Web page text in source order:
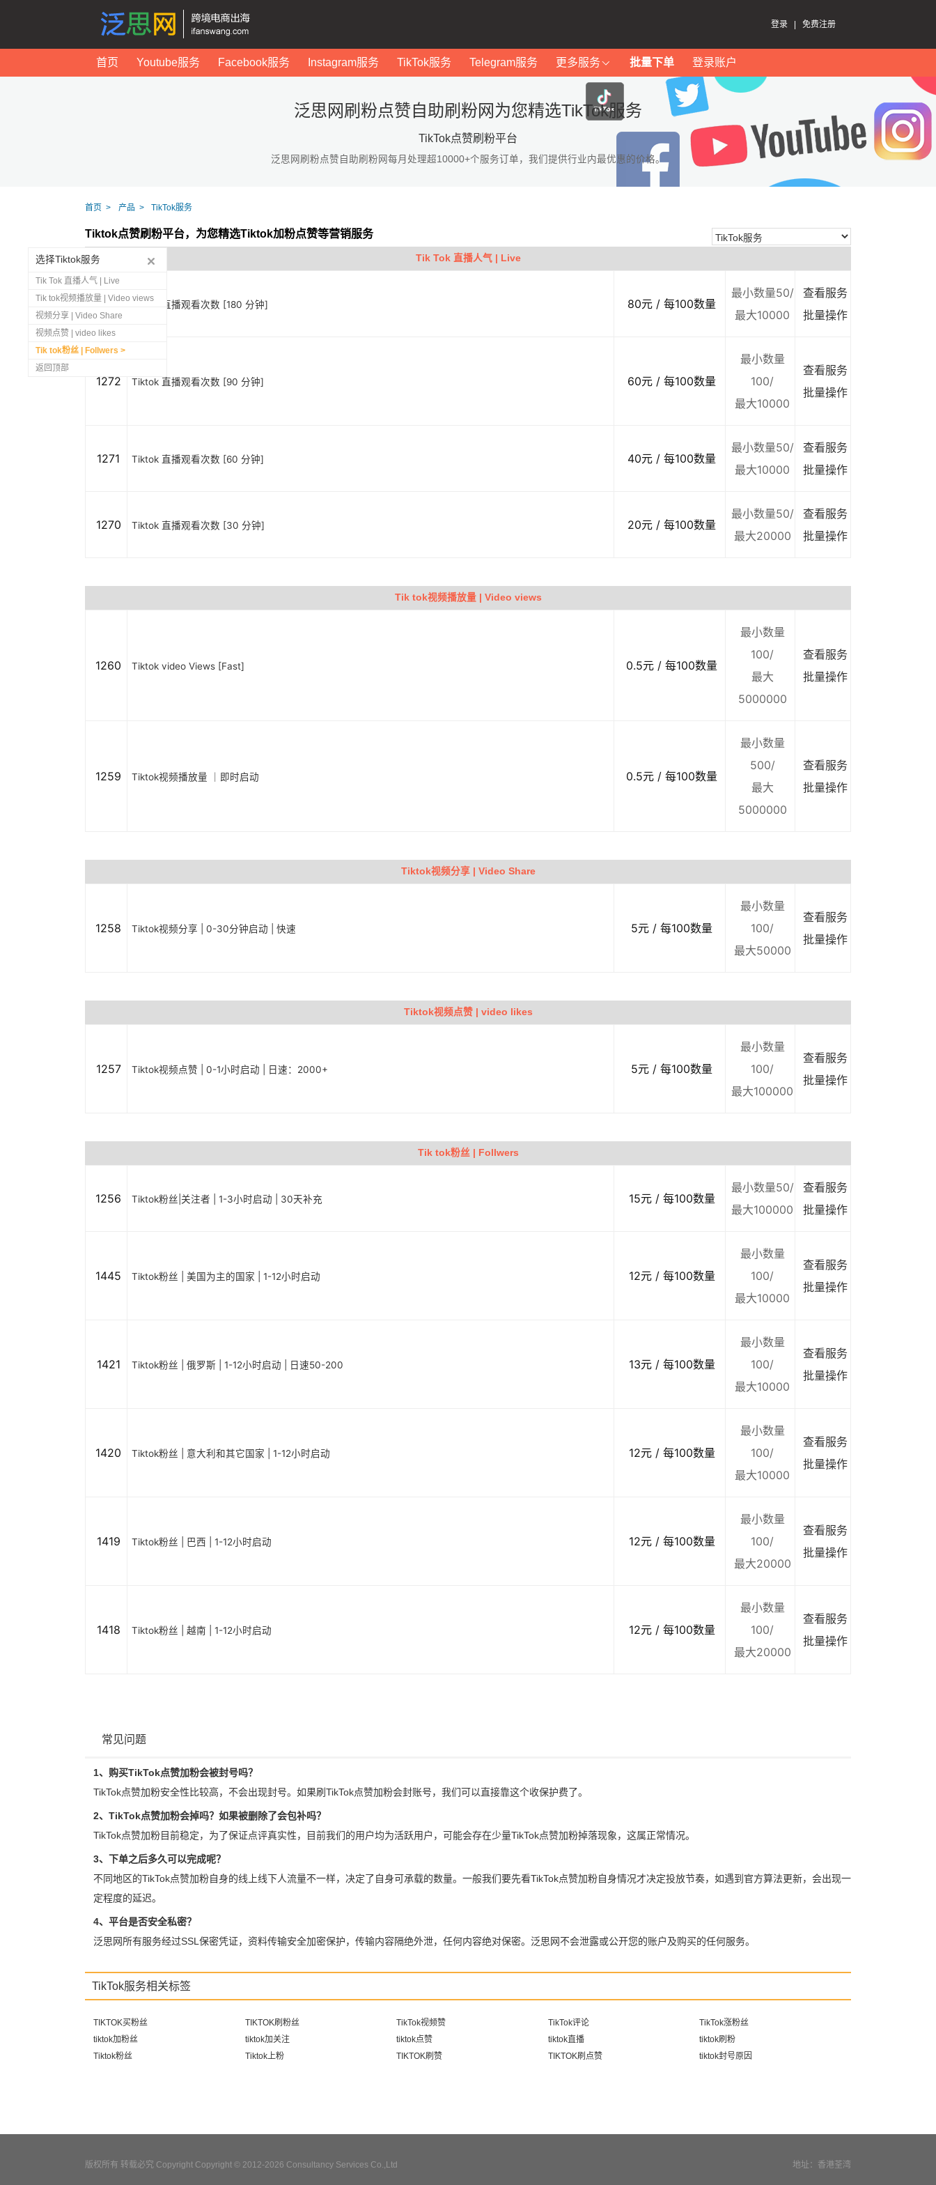
登录 免费注册
首页 Youtube服务 Facebook服务 Instagram服务 TikTok服务 Telegram服务 更多服务 批量下单 登录账户
泛思网刷粉点赞自助刷粉网为您精选TikTok服务
TikTok点赞刷粉平台
泛思网刷粉点赞自助刷粉网每月处理超10000+个服务订单，我们提供行业内最优惠的价格。
首页 产品 TikTok服务
Tiktok点赞刷粉平台，为您精选Tiktok加粉点赞等营销服务
Tik Tok 直播人气 | Live
1273 Tiktok 直播观看次数 [180 分钟] 80元 / 每100数量
最小数量50/
最大10000
查看服务
批量操作
1272 Tiktok 直播观看次数 [90 分钟] 60元 / 每100数量
最小数量
100/
最大10000
查看服务
批量操作
1271 Tiktok 直播观看次数 [60 分钟] 40元 / 每100数量
最小数量50/
最大10000
查看服务
批量操作
1270 Tiktok 直播观看次数 [30 分钟] 20元 / 每100数量
最小数量50/
最大20000
查看服务
批量操作
Tik tok视频播放量 | Video views
1260 Tiktok video Views [Fast] 0.5元 / 每100数量
最小数量
100/
最大
5000000
查看服务
批量操作
1259 Tiktok视频播放量 ｜即时启动 0.5元 / 每100数量
最小数量
500/
最大
5000000
查看服务
批量操作
Tiktok视频分享 | Video Share
1258 Tiktok视频分享 | 0-30分钟启动 | 快速 5元 / 每100数量
最小数量
100/
最大50000
查看服务
批量操作
Tiktok视频点赞 | video likes
1257 Tiktok视频点赞 | 0-1小时启动 | 日速：2000+ 5元 / 每100数量
最小数量
100/
最大100000
查看服务
批量操作
Tik tok粉丝 | Follwers
1256 Tiktok粉丝|关注者 | 1-3小时启动 | 30天补充 15元 / 每100数量
最小数量50/
最大100000
查看服务
批量操作
1445 Tiktok粉丝 | 美国为主的国家 | 1-12小时启动 12元 / 每100数量
最小数量
100/
最大10000
查看服务
批量操作
1421 Tiktok粉丝 | 俄罗斯 | 1-12小时启动 | 日速50-200 13元 / 每100数量
最小数量
100/
最大10000
查看服务
批量操作
1420 Tiktok粉丝 | 意大利和其它国家 | 1-12小时启动 12元 / 每100数量
最小数量
100/
最大10000
查看服务
批量操作
1419 Tiktok粉丝 | 巴西 | 1-12小时启动 12元 / 每100数量
最小数量
100/
最大20000
查看服务
批量操作
1418 Tiktok粉丝 | 越南 | 1-12小时启动 12元 / 每100数量
最小数量
100/
最大20000
查看服务
批量操作
常见问题
1、购买TikTok点赞加粉会被封号吗？
TikTok点赞加粉安全性比较高，不会出现封号。如果刷TikTok点赞加粉会封账号，我们可以直接靠这个收保护费了。
2、TikTok点赞加粉会掉吗？如果被删除了会包补吗？
TikTok点赞加粉目前稳定，为了保证点评真实性，目前我们的用户均为活跃用户，可能会存在少量TikTok点赞加粉掉落现象，这属正常情况。
3、下单之后多久可以完成呢？
不同地区的TikTok点赞加粉自身的线上线下人流量不一样，决定了自身可承载的数量。一般我们要先看TikTok点赞加粉自身情况才决定投放节奏，如遇到官方算法更新，会出现一
定程度的延迟。
4、平台是否安全私密？
泛思网所有服务经过SSL保密凭证，资料传输安全加密保护，传输内容隔绝外泄，任何内容绝对保密。泛思网不会泄露或公开您的账户及购买的任何服务。
TikTok服务相关标签
TIKTOK买粉丝 TIKTOK刷粉丝 TikTok视频赞 TikTok评论
TikTok涨粉丝
tiktok加粉丝
tiktok加关注 tiktok点赞 tiktok直播
tiktok刷粉
Tiktok粉丝
Tiktok上粉 TIKTOK刷赞 TIKTOK刷点赞 tiktok封号原因
选择Tiktok服务
Tik Tok 直播人气 | Live
Tik tok视频播放量 | Video views
视频分享 | Video Share
视频点赞 | video likes
Tik tok粉丝 | Follwers
返回顶部
地址：香港荃湾
版权所有 转载必究 Copyright Copyright © 2012-2026 Consultancy Services Co.,Ltd